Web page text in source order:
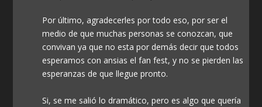
Por último, agradecerles por todo eso, por ser el
medio de que muchas personas se conozcan, que
convivan ya que no esta por demás decir que todos
esperamos con ansias el fan fest, y no se pierden las
esperanzas de que llegue pronto.
Si, se me salió lo dramático, pero es algo que quería